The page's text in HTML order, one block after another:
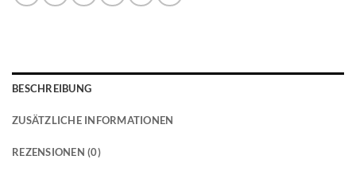
BESCHREIBUNG
ZUSÄTZLICHE INFORMATIONEN
REZENSIONEN (0)